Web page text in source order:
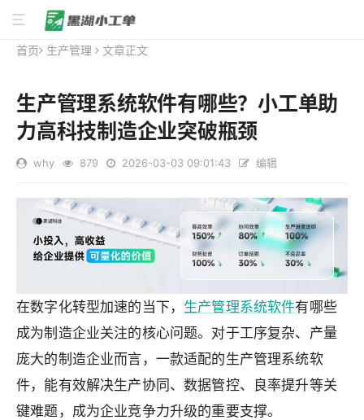
首页 生产管理 文章正文
生产管理系统软件有哪些？小工单助
力高科技制造企业突破瓶颈
why 879 2026-03-03 09:01:43 编辑
在数字化转型加速的当下， 生产管理系统软件有哪些
成为制造企业关注的核心问题。对于工序复杂、产量
庞大的制造企业而言，一款适配的生产管理系统软
件，能有效解决生产协同、数据管控、良率提升等关
键难题，成为企业竞争力升级的重要支撑。